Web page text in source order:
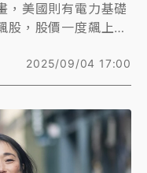
，美國則有電力基礎
股，股價一度飆上千
、52歲的總經理許逸
重電屬於「高科技傳
。
2025/09/04 17:00